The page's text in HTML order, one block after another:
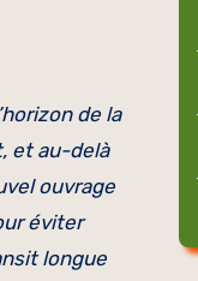
de la
et au-delà
ouvrage
éviter
longue